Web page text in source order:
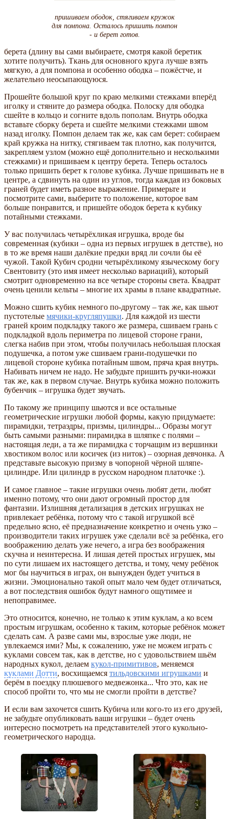
пришиваем ободок, стягиваем кружок
для помпона. Осталось пришить помпон
- и берет готов.
берета (длину вы сами выбираете, смотря какой беретик
хотите получить). Ткань для основного круга лучше взять
мягкую, а для помпона и особенно ободка – пожёстче, и
желательно неосыпающуюся.
Прошейте большой круг по краю мелкими стежками вперёд
иголку и стяните до размера ободка. Полоску для ободка
сшейте в кольцо и согните вдоль пополам. Внутрь ободка
вставьте сборку берета и сшейте мелкими стежками швом
назад иголку. Помпон делаем так же, как сам берет: собираем
край кружка на нитку, стягиваем так плотно, как получится,
закрепляем узлом (можно ещё дополнительно и несколькими
стежками) и пришиваем к центру берета. Теперь осталось
только пришить берет к голове кубика. Лучше пришивать не в
центре, а сдвинуть на один из углов, тогда каждая из боковых
граней будет иметь разное выражение. Примерьте и
посмотрите сами, выберите то положение, которое вам
больше понравится, и пришейте ободок берета к кубику
потайными стежками.
У вас получилась четырёхликая игрушка, вроде бы
современная (кубики – одна из первых игрушек в детстве), но
в то же время наши далёкие предки вряд ли сочли бы её
чужой. Такой Кубич сродни четырёхликому языческому богу
Свентовиту (это имя имеет несколько вариаций), который
смотрит одновременно на все четыре стороны света. Квадрат
очень ценили кельты – многие их храмы в плане квадратные.
Можно сшить кубик немного по-другому – так же, как шьют
пустотелые мячики-кругляпушки. Для каждой из шести
граней кроим подкладку такого же размера, сшиваем грань с
подкладкой вдоль периметра по лицевой стороне грани,
слегка набив при этом, чтобы получилась небольшая плоская
подушечка, а потом уже сшиваем грани-подушечки по
лицевой стороне кубика потайным швом, пряча края внутрь.
Набивать ничем не надо. Не забудьте пришить ручки-ножки
так же, как в первом случае. Внутрь кубика можно положить
бубенчик – игрушка будет звучать.
По такому же принципу шьются и все остальные
геометрические игрушки любой формы, какую придумаете:
пирамидки, тетраэдры, призмы, цилиндры... Образы могут
быть самыми разными: пирамидка в шляпке с полями –
настоящая леди, а та же пирамидка с торчащим из вершинки
хвостиком волос или косичек (из ниток) – озорная девчонка. А
представьте высокую призму в чопорной чёрной шляпе-
цилиндре. Или цилиндр в русском народном платочке :).
И самое главное – такие игрушки очень любят дети, любят
именно потому, что они дают огромный простор для
фантазии. Излишняя детализация в детских игрушках не
привлекает ребёнка, потому что с такой игрушкой всё
предельно ясно, её предназначение конкретно и очень узко –
производители таких игрушек уже сделали всё за ребёнка, его
воображению делать уже нечего, а игра без воображения
скучна и неинтересна. И лишая детей простых игрушек, мы
по сути лишаем их настоящего детства, и тому, чему ребёнок
мог бы научиться в играх, он вынужден будет учиться в
жизни. Эмоционально такой опыт мало чем будет отличаться,
а вот последствия ошибок будут намного ощутимее и
непоправимее.
Это относится, конечно, не только к этим куклам, а ко всем
простым игрушкам, особенно к таким, которые ребёнок может
сделать сам. А разве сами мы, взрослые уже люди, не
увлекаемся ими? Мы, к сожалению, уже не можем играть с
куклами совсем так, как в детстве, но с удовольствием шьём
народных кукол, делаем кукол-примитивов, меняемся
куклами Дотти, восхищаемся тильдовскими игрушками и
берём в поездку плюшевого медвежонка... Что это, как не
способ пройти то, что мы не смогли пройти в детстве?
И если вам захочется сшить Кубича или кого-то из его друзей,
не забудьте опубликовать ваши игрушки – будет очень
интересно посмотреть на представителей этого кукольно-
геометрического народца.